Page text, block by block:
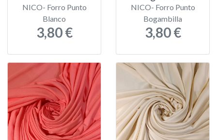
NICO- Forro Punto
Blanco
3,80 €
NICO- Forro Punto
Bogambilla
3,80 €